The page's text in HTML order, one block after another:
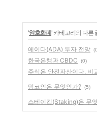
'암호화폐' 카테고리의 다른
에이다(ADA) 투자 전망
한국은행과 CBDC (0)
주식은 안전자산이다. 비
밈코인은 무엇인가? (5)
스테이킹(Staking)은 무